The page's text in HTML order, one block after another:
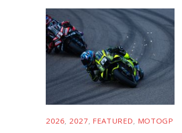
2026 2027 FEATURED MOTOGP